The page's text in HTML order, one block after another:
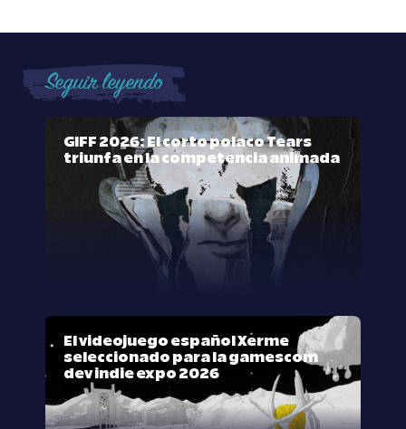
Seguir leyendo
GIFF 2026: El corto polaco Tears
triunfa en la competencia animada
El videojuego español Xerme
seleccionado para la gamescom
dev indie expo 2026